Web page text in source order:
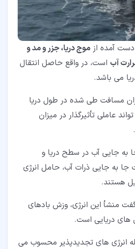
دست آمده از موج دریا، جزر و مد و
آب است، در واقع حاصل انتقال
می باشد.
مسافت طی شده در طول دریا
عاملی تأثیرگذار در میزان
به جایی آب در سطح دریا و
به جایی ذرات آب، حامل انرژی
هستند.
منشأ این انرژی، وزش بادهای
های دریایی است.
انرژی های تجدیدپذیر محسوب می